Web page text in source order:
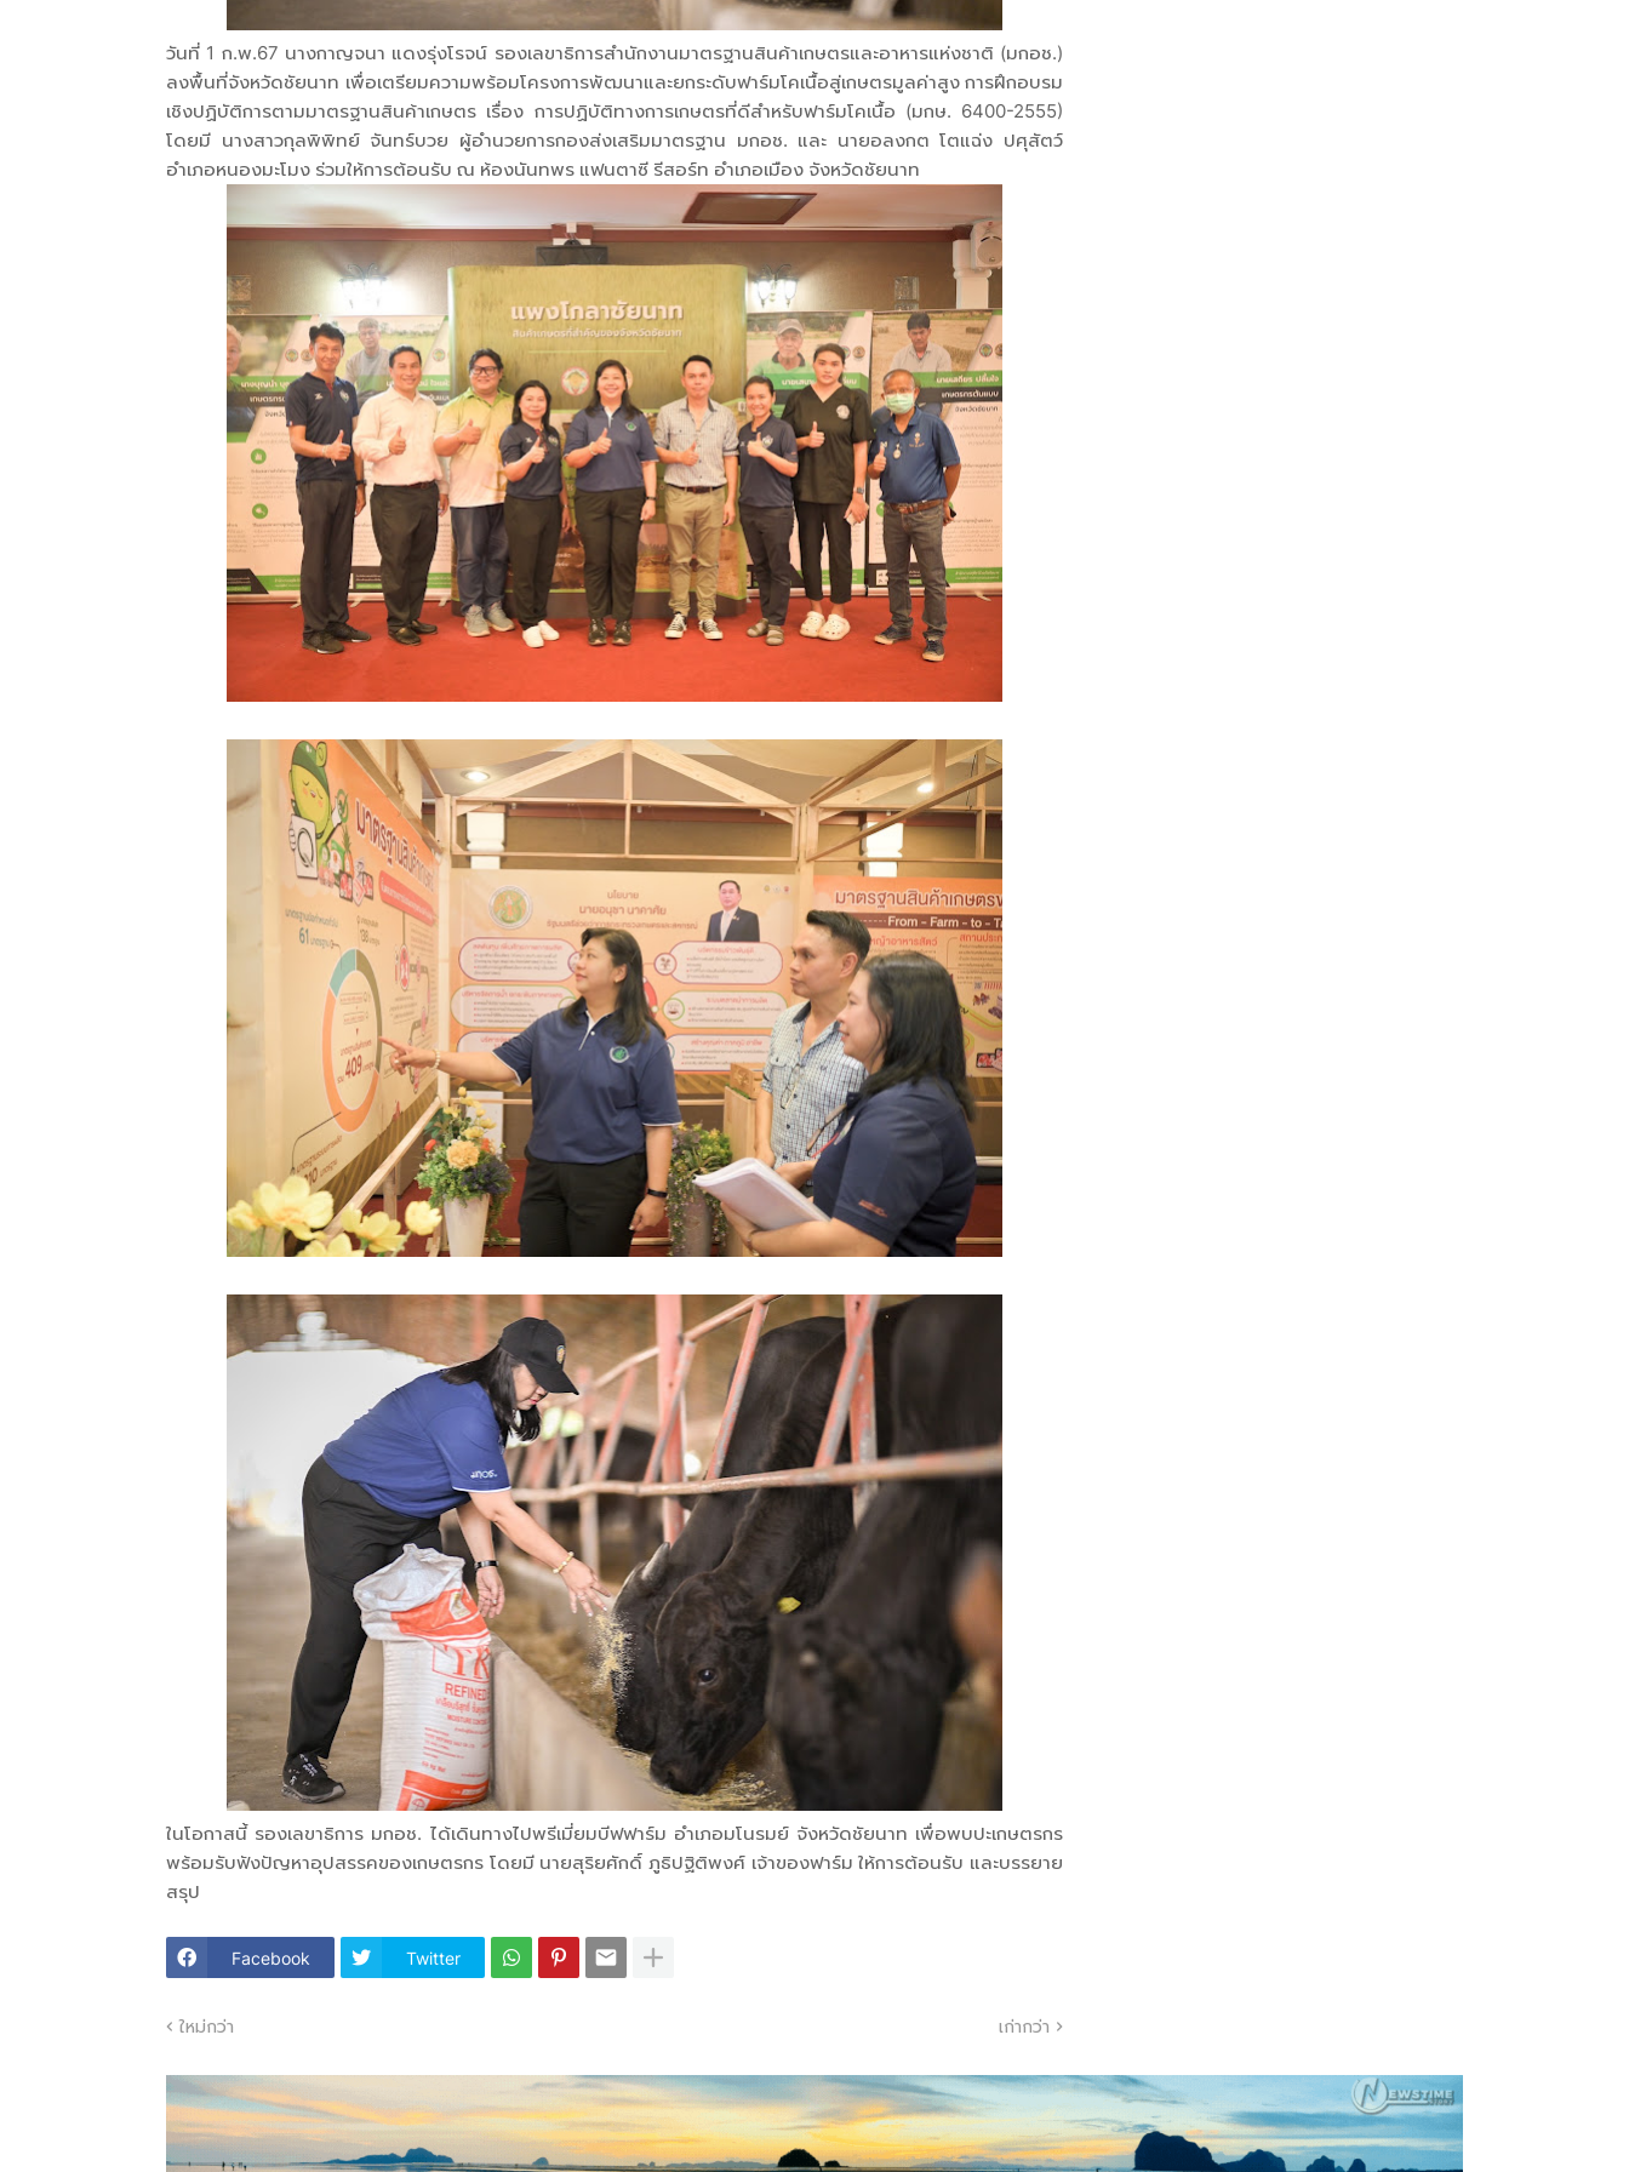
วันที่ 1 ก.พ.67 นางกาญจนา แดงรุ่งโรจน์ รองเลขาธิการสำนักงานมาตรฐานสินค้าเกษตรและอาหารแห่งชาติ (มกอช.)
ลงพื้นที่จังหวัดชัยนาท เพื่อเตรียมความพร้อมโครงการพัฒนาและยกระดับฟาร์มโคเนื้อสู่เกษตรมูลค่าสูง การฝึกอบรม
เชิงปฏิบัติการตามมาตรฐานสินค้าเกษตร เรื่อง การปฏิบัติทางการเกษตรที่ดีสำหรับฟาร์มโคเนื้อ (มกษ. 6400-2555)
โดยมี นางสาวกุลพิพิทย์ จันทร์บวย ผู้อำนวยการกองส่งเสริมมาตรฐาน มกอช. และ นายอลงกต โตแฉ่ง ปศุสัตว์
อำเภอหนองมะโมง ร่วมให้การต้อนรับ ณ ห้องนันทพร แฟนตาซี รีสอร์ท อำเภอเมือง จังหวัดชัยนาท
ในโอกาสนี้ รองเลขาธิการ มกอช. ได้เดินทางไปพรีเมี่ยมบีฟฟาร์ม อำเภอมโนรมย์ จังหวัดชัยนาท เพื่อพบปะเกษตรกร
พร้อมรับฟังปัญหาอุปสรรคของเกษตรกร โดยมี นายสุริยศักดิ์ ภูธิปฐิติพงศ์ เจ้าของฟาร์ม ให้การต้อนรับ และบรรยาย
สรุป
Facebook Twitter
ใหม่กว่า เก่ากว่า